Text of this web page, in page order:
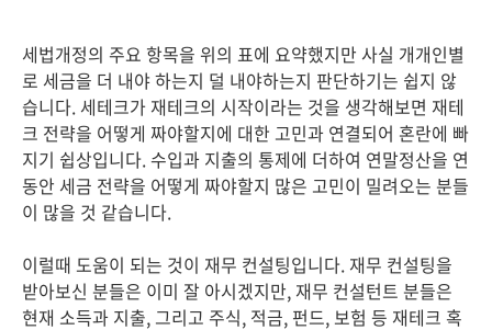
세법개정의 주요 항목을 위의 표에 요약했지만 사실 개개인별
로 세금을 더 내야 하는지 덜 내야하는지 판단하기는 쉽지 않
습니다. 세테크가 재테크의 시작이라는 것을 생각해보면 재테
크 전략을 어떻게 짜야할지에 대한 고민과 연결되어 혼란에 빠
지기 쉽상입니다. 수입과 지출의 통제에 더하여 연말정산을 연
동안 세금 전략을 어떻게 짜야할지 많은 고민이 밀려오는 분들
이 많을 것 같습니다.
이럴때 도움이 되는 것이 재무 컨설팅입니다. 재무 컨설팅을
받아보신 분들은 이미 잘 아시겠지만, 재무 컨설턴트 분들은
현재 소득과 지출, 그리고 주식, 적금, 펀드, 보험 등 재테크 혹